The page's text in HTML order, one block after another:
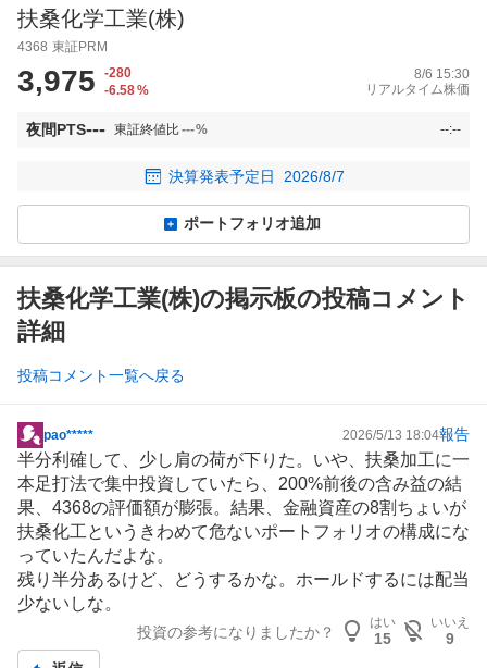
扶桑化学工業(株)
4368 東証PRM
3,975
-280
-6.58%
8/6 15:30
リアルタイム株価
夜間PTS--- 東証終値比---% --:--
決算発表予定日 2026/8/7
ポートフォリオ追加
扶桑化学工業(株)の掲示板の投稿コメント
詳細
投稿コメント一覧へ戻る
掲
示
板
記
事
pao***** 2026/5/13 18:04報告
半分利確して、少し肩の荷が下りた。いや、扶桑加工に一
本足打法で集中投資していたら、200%前後の含み益の結
果、4368の評価額が膨張。結果、金融資産の8割ちょいが
扶桑化工 というきわめて危ないポートフォリオの構成にな
っていたんだよな。
残り半分あるけど、どうするかな。ホールドするには配当
少ないしな。
投資の参考になりましたか？
はい
15
いいえ
9